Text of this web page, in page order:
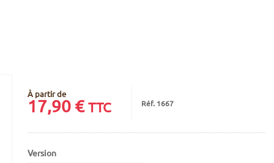
À partir de
17,90€ TTC Réf. 1667
Version